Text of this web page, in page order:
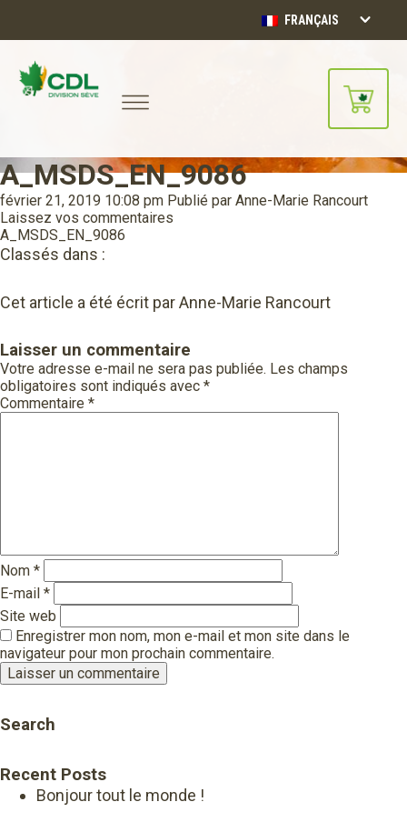
FRANÇAIS
Notre site d'achats en ligne sera
bientôt disponible!!
Merci de votre compréhension.
CONTINUER
A_MSDS_EN_9086
février 21, 2019 10:08 pm Publié par Anne-Marie Rancourt
Laissez vos commentaires
A_MSDS_EN_9086
Classés dans :
Cet article a été écrit par Anne-Marie Rancourt
Laisser un commentaire
Votre adresse e-mail ne sera pas publiée. Les champs
obligatoires sont indiqués avec *
Commentaire *
Nom *
E-mail *
Site web
Enregistrer mon nom, mon e-mail et mon site dans le
navigateur pour mon prochain commentaire.
Search
Recent Posts
Bonjour tout le monde !